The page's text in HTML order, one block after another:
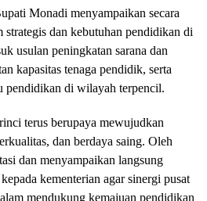
Monadi menyampaikan secara
strategis dan kebutuhan pendidikan di
usulan peningkatan sarana dan
kapasitas tenaga pendidik, serta
pendidikan di wilayah terpencil.
terus berupaya mewujudkan
dan berdaya saing. Oleh
dan menyampaikan langsung
kementerian agar sinergi pusat
mendukung kemajuan pendidikan